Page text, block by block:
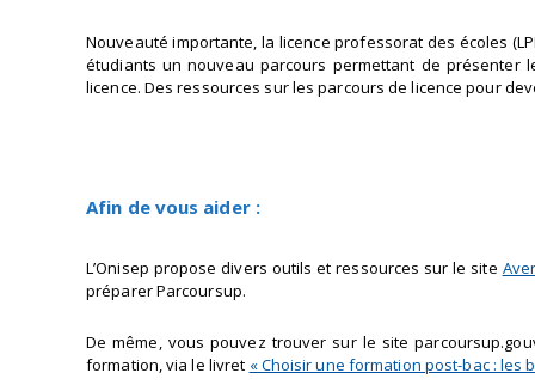
Nouveauté importante, la licence professorat des écoles
étudiants un nouveau parcours permettant de présenter
licence. Des ressources sur les parcours de licence pour
Afin de vous aider :
L’Onisep propose divers outils et ressources sur le site
préparer Parcoursup.
De même, vous pouvez trouver sur le site
formation, via le livret « Choisir une formation post-bac : les